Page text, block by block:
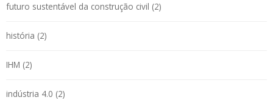
futuro sustentável da construção civil (2)
história (2)
IHM (2)
indústria 4.0 (2)